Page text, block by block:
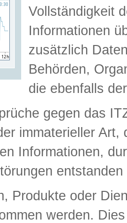
Vollständigkeit
Informationen
zusätzlich
Behörden,
die ebenfalls
gegen das
immaterieller
Informationen,
Produkte oder
werden.